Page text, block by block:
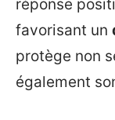
réponse
favorisant un
protège non
également